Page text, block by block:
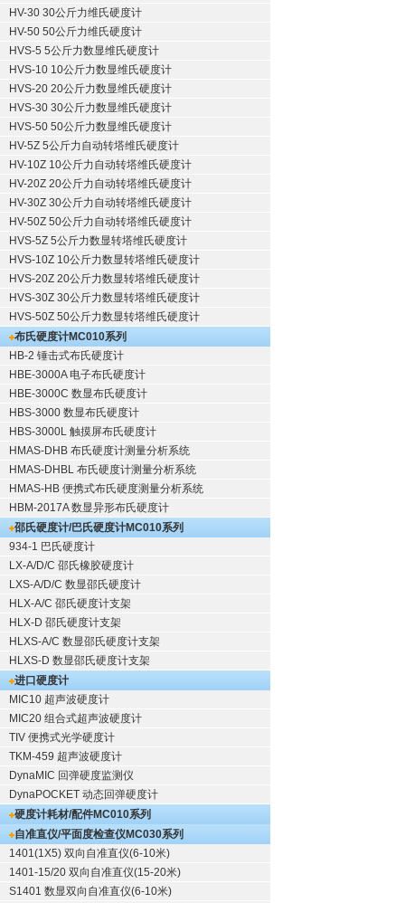
HV-30 30公斤力维氏硬度计
HV-50 50公斤力维氏硬度计
HVS-5 5公斤力数显维氏硬度计
HVS-10 10公斤力数显维氏硬度计
HVS-20 20公斤力数显维氏硬度计
HVS-30 30公斤力数显维氏硬度计
HVS-50 50公斤力数显维氏硬度计
HV-5Z 5公斤力自动转塔维氏硬度计
HV-10Z 10公斤力自动转塔维氏硬度计
HV-20Z 20公斤力自动转塔维氏硬度计
HV-30Z 30公斤力自动转塔维氏硬度计
HV-50Z 50公斤力自动转塔维氏硬度计
HVS-5Z 5公斤力数显转塔维氏硬度计
HVS-10Z 10公斤力数显转塔维氏硬度计
HVS-20Z 20公斤力数显转塔维氏硬度计
HVS-30Z 30公斤力数显转塔维氏硬度计
HVS-50Z 50公斤力数显转塔维氏硬度计
布氏硬度计MC010系列
HB-2 锤击式布氏硬度计
HBE-3000A 电子布氏硬度计
HBE-3000C 数显布氏硬度计
HBS-3000 数显布氏硬度计
HBS-3000L 触摸屏布氏硬度计
HMAS-DHB 布氏硬度计测量分析系统
HMAS-DHBL 布氏硬度计测量分析系统
HMAS-HB 便携式布氏硬度测量分析系统
HBM-2017A 数显异形布氏硬度计
邵氏硬度计/巴氏硬度计MC010系列
934-1 巴氏硬度计
LX-A/D/C 邵氏橡胶硬度计
LXS-A/D/C 数显邵氏硬度计
HLX-A/C 邵氏硬度计支架
HLX-D 邵氏硬度计支架
HLXS-A/C 数显邵氏硬度计支架
HLXS-D 数显邵氏硬度计支架
进口硬度计
MIC10 超声波硬度计
MIC20 组合式超声波硬度计
TIV 便携式光学硬度计
TKM-459 超声波硬度计
DynaMIC 回弹硬度监测仪
DynaPOCKET 动态回弹硬度计
硬度计耗材/配件MC010系列
自准直仪/平面度检查仪MC030系列
1401(1X5) 双向自准直仪(6-10米)
1401-15/20 双向自准直仪(15-20米)
S1401 数显双向自准直仪(6-10米)